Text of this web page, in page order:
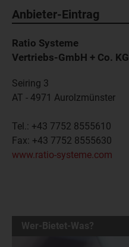
Anbieter-Eintrag
Ratio Systeme
Vertriebs-GmbH + Co. KG
Seiring 3
AT - 4971 Aurolzmünster
Tel.: +43 7752 8555610
Fax: +43 7752 8555630
www.ratio-systeme.com
Wer-Bietet-Was?